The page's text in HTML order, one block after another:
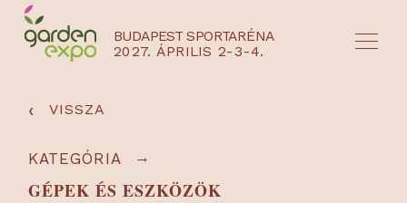
BUDAPEST SPORTARÉNA
2027. ÁPRILIS 2-3-4.
‹ VISSZA
KATEGÓRIA →
GÉPEK ÉS ESZKÖZÖK